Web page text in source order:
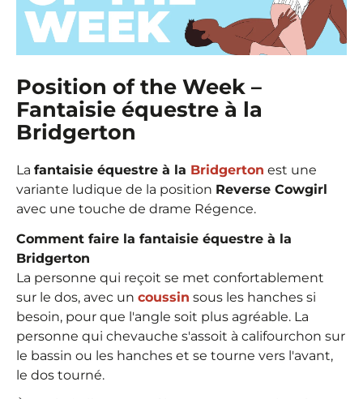
Position of the Week –
Fantaisie équestre à la
Bridgerton
La fantaisie équestre à la Bridgerton est une
variante ludique de la position Reverse Cowgirl
avec une touche de drame Régence.
Comment faire la fantaisie équestre à la
Bridgerton
La personne qui reçoit se met confortablement
sur le dos, avec un coussin sous les hanches si
besoin, pour que l'angle soit plus agréable. La
personne qui chevauche s'assoit à califourchon sur
le bassin ou les hanches et se tourne vers l'avant,
le dos tourné.